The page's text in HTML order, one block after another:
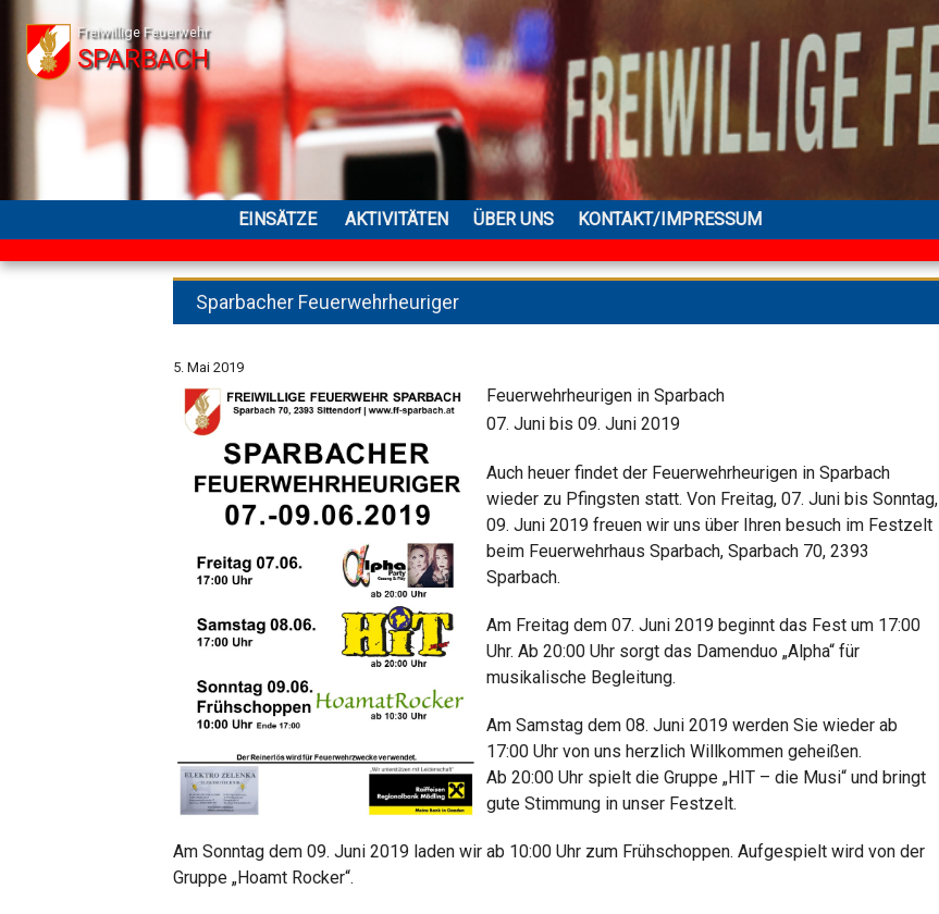
Freiwillige Feuerwehr
SPARBACH
EINSÄTZE AKTIVITÄTEN ÜBER UNS KONTAKT/IMPRESSUM
Sparbacher Feuerwehrheuriger
5. Mai 2019
Feuerwehrheurigen in Sparbach
07. Juni bis 09. Juni 2019
Auch heuer findet der Feuerwehrheurigen in Sparbach
wieder zu Pfingsten statt. Von Freitag, 07. Juni bis Sonntag,
09. Juni 2019 freuen wir uns über Ihren besuch im Festzelt
beim Feuerwehrhaus Sparbach, Sparbach 70, 2393
Sparbach.
Am Freitag dem 07. Juni 2019beginnt das Fest um 17:00
Uhr. Ab 20:00 Uhr sorgt das Damenduo „Alpha“ für
musikalische Begleitung.
Am Samstag dem 08. Juni 2019werden Sie wieder ab
17:00 Uhr von uns herzlich Willkommen geheißen.
Ab 20:00 Uhr spielt die Gruppe „HIT – die Musi“ und bringt
gute Stimmung in unser Festzelt.
Am Sonntag dem 09. Juni 2019 laden wir ab 10:00 Uhr zum Frühschoppen. Aufgespielt wird von der
Gruppe „Hoamt Rocker“.